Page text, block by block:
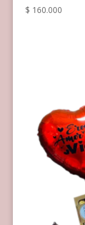
$ 160.000